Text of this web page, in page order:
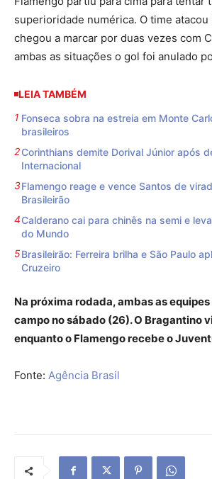
superioridade numérica. O time atacou
chegou a marcar por duas vezes com
ambas as situações o gol foi anulado
LEIA TAMBÉM
Fonseca sobra na estreia em Monte
brasileiros
Corinthians demite Dorival Júnior após
Internacional
Flamengo reage e vence Santos de
Brasileirão
Calderano cai para chinês na semi e
do Mundo
Brasileirão: Ferreira brilha e São Paulo
Cruzeiro
Na próxima rodada, ambas as
campo no sábado (26). O Bragantino
enquanto o Flamengo recebe o
Fonte: Agência Brasil